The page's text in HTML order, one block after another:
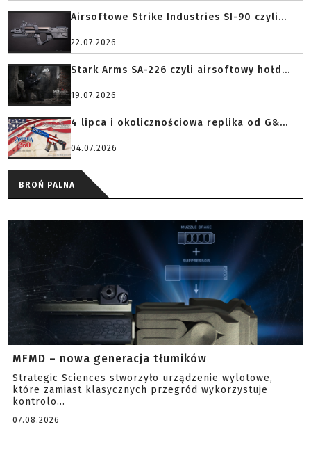
Airsoftowe Strike Industries SI-90 czyli...
22.07.2026
Stark Arms SA-226 czyli airsoftowy hołd...
19.07.2026
4 lipca i okolicznościowa replika od G&...
04.07.2026
BROŃ PALNA
MFMD – nowa generacja tłumików
Strategic Sciences stworzyło urządzenie wylotowe,
które zamiast klasycznych przegród wykorzystuje
kontrolo...
07.08.2026